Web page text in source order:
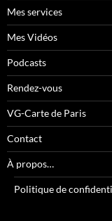
Mes services
Mes Vidéos
Podcasts
Rendez-vous
VG-Carte de Paris
Contact
À propos…
Politique de